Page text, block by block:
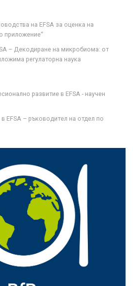
на ЕFSA за оценка на
приложение“
– Декодиране на микробиома: от
регулаторна наука
развитие в EFSA - научен
EFSA – ръководител на отдел по